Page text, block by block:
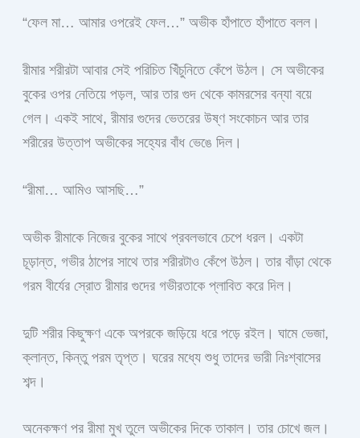
“ফেল মা… আমার ওপরেই ফেল…” অভীক হাঁপাতে হাঁপাতে বলল।
রীমার শরীরটা আবার সেই পরিচিত খিঁচুনিতে কেঁপে উঠল। সে অভীকের
বুকের ওপর নেতিয়ে পড়ল, আর তার গুদ থেকে কামরসের বন্যা বয়ে
গেল। একই সাথে, রীমার গুদের ভেতরের উষ্ণ সংকোচন আর তার
শরীরের উত্তাপ অভীকের সহ্যের বাঁধ ভেঙে দিল।
“রীমা… আমিও আসছি…”
অভীক রীমাকে নিজের বুকের সাথে প্রবলভাবে চেপে ধরল। একটা
চূড়ান্ত, গভীর ঠাপের সাথে তার শরীরটাও কেঁপে উঠল। তার বাঁড়া থেকে
গরম বীর্যের স্রোত রীমার গুদের গভীরতাকে প্লাবিত করে দিল।
দুটি শরীর কিছুক্ষণ একে অপরকে জড়িয়ে ধরে পড়ে রইল। ঘামে ভেজা,
ক্লান্ত, কিন্তু পরম তৃপ্ত। ঘরের মধ্যে শুধু তাদের ভারী নিঃশ্বাসের
শব্দ।
অনেকক্ষণ পর রীমা মুখ তুলে অভীকের দিকে তাকাল। তার চোখে জল।